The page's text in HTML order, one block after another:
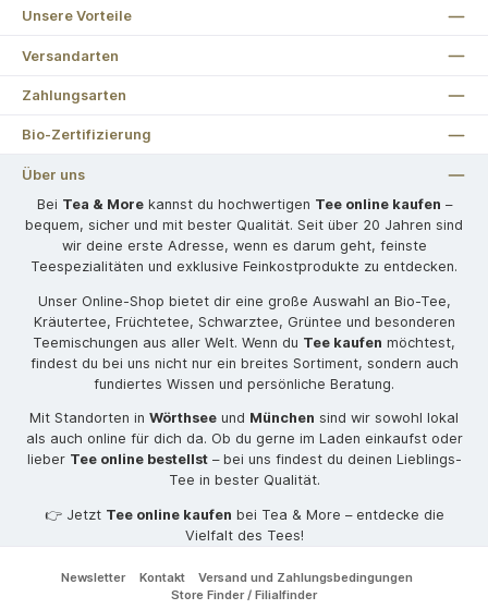
Unsere Vorteile
Versandarten
Zahlungsarten
Bio-Zertifizierung
Über uns
Bei Tea & Morekannst du hochwertigen Tee online kaufen –
bequem, sicher und mit bester Qualität. Seit über 20 Jahren sind
wir deine erste Adresse, wenn es darum geht, feinste
Teespezialitäten und exklusive Feinkostprodukte zu entdecken.
Unser Online-Shop bietet dir eine große Auswahl an Bio-Tee,
Kräutertee, Früchtetee, Schwarztee, Grüntee und besonderen
Teemischungen aus aller Welt. Wenn du Tee kaufen möchtest,
findest du bei uns nicht nur ein breites Sortiment, sondern auch
fundiertes Wissen und persönliche Beratung.
Mit Standorten in Wörthsee und München sind wir sowohl lokal
als auch online für dich da. Ob du gerne im Laden einkaufst oder
lieber Tee online bestellst– bei uns findest du deinen Lieblings-
Tee in bester Qualität.
👉 Jetzt Tee online kaufen bei Tea & More – entdecke die
Vielfalt des Tees!
Newsletter Kontakt
Versand und Zahlungsbedingungen
Store Finder / Filialfinder